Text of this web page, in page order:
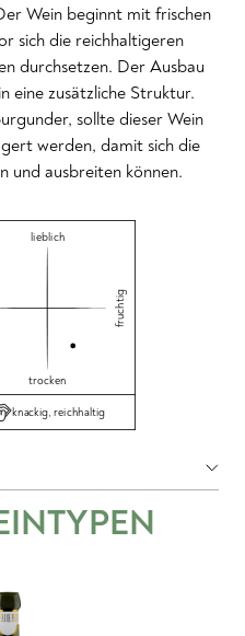
Wein beginnt mit frischen
sich die reichhaltigeren
durchsetzen. Der Ausbau
eine zusätzliche Struktur.
sollte dieser Wein
werden, damit sich die
und ausbreiten können.
lieblich
fruchtig
trocken
knackig, reichhaltig